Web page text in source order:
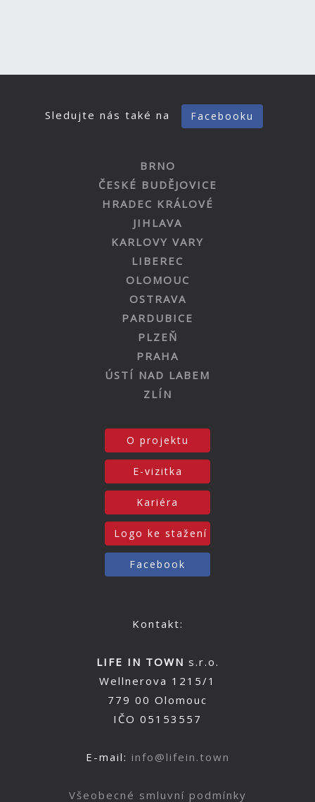
Sledujte nás také na Facebooku
BRNO
ČESKÉ BUDĚJOVICE
HRADEC KRÁLOVÉ
JIHLAVA
KARLOVY VARY
LIBEREC
OLOMOUC
OSTRAVA
PARDUBICE
PLZEŇ
PRAHA
ÚSTÍ NAD LABEM
ZLÍN
O projektu
E-vizitka
Kariéra
Logo ke stažení
Facebook
Kontakt:
LIFE IN TOWN s.r.o.
Wellnerova 1215/1
779 00 Olomouc
IČO 05153557
E-mail: info@lifein.town
Všeobecné smluvní podmínky